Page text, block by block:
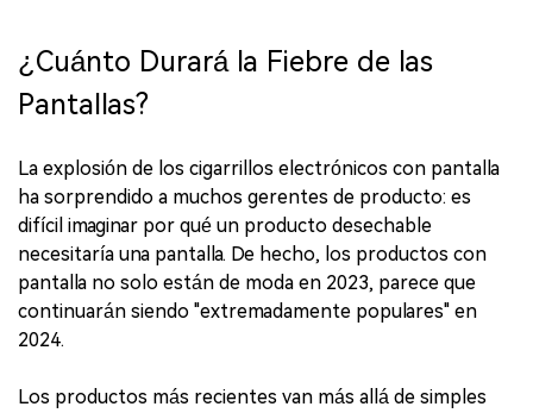
¿Cuánto Durará la Fiebre de las
Pantallas?
La explosión de los cigarrillos electrónicos con pantalla
ha sorprendido a muchos gerentes de producto: es
difícil imaginar por qué un producto desechable
necesitaría una pantalla. De hecho, los productos con
pantalla no solo están de moda en 2023, parece que
continuarán siendo "extremadamente populares" en
2024.
Los productos más recientes van más allá de simples